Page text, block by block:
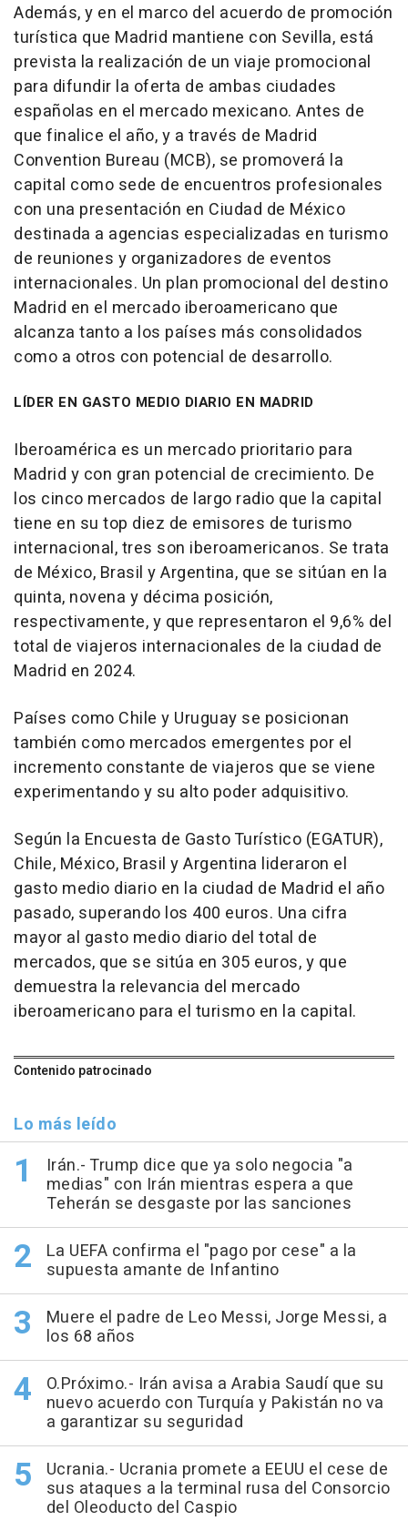
Además, y en el marco del acuerdo de promoción
turística que Madrid mantiene con Sevilla, está
prevista la realización de un viaje promocional
para difundir la oferta de ambas ciudades
españolas en el mercado mexicano. Antes de
que finalice el año, y a través de Madrid
Convention Bureau (MCB), se promoverá la
capital como sede de encuentros profesionales
con una presentación en Ciudad de México
destinada a agencias especializadas en turismo
de reuniones y organizadores de eventos
internacionales. Un plan promocional del destino
Madrid en el mercado iberoamericano que
alcanza tanto a los países más consolidados
como a otros con potencial de desarrollo.
LÍDER EN GASTO MEDIO DIARIO EN MADRID
Iberoamérica es un mercado prioritario para
Madrid y con gran potencial de crecimiento. De
los cinco mercados de largo radio que la capital
tiene en su top diez de emisores de turismo
internacional, tres son iberoamericanos. Se trata
de México, Brasil y Argentina, que se sitúan en la
quinta, novena y décima posición,
respectivamente, y que representaron el 9,6% del
total de viajeros internacionales de la ciudad de
Madrid en 2024.
Países como Chile y Uruguay se posicionan
también como mercados emergentes por el
incremento constante de viajeros que se viene
experimentando y su alto poder adquisitivo.
Según la Encuesta de Gasto Turístico (EGATUR),
Chile, México, Brasil y Argentina lideraron el
gasto medio diario en la ciudad de Madrid el año
pasado, superando los 400 euros. Una cifra
mayor al gasto medio diario del total de
mercados, que se sitúa en 305 euros, y que
demuestra la relevancia del mercado
iberoamericano para el turismo en la capital.
Contenido patrocinado
Lo más leído
Irán.- Trump dice que ya solo negocia "a
medias" con Irán mientras espera a que
Teherán se desgaste por las sanciones
La UEFA confirma el "pago por cese" a la
supuesta amante de Infantino
Muere el padre de Leo Messi, Jorge Messi, a
los 68 años
O.Próximo.- Irán avisa a Arabia Saudí que su
nuevo acuerdo con Turquía y Pakistán no va
a garantizar su seguridad
Ucrania.- Ucrania promete a EEUU el cese de
sus ataques a la terminal rusa del Consorcio
del Oleoducto del Caspio